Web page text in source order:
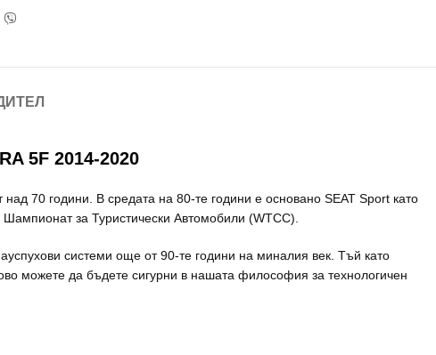
5F 2014-2020
70 години. В средата на 80-те години е основано SEAT Sport като
за Туристически Автомобили (WTCC).
системи още от 90-те години на миналия век. Тъй като
можете да бъдете сигурни в нашата философия за технологичен